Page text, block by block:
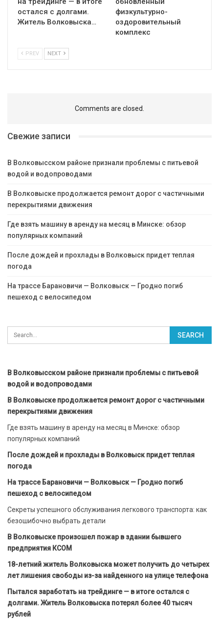
остался с долгами.
Житель Волковыска…
физкультурно-
оздоровительный
комплекс
PREV NEXT
Comments are closed.
Свежие записи
В Волковысском районе признали проблемы с питьевой
водой и водопроводами
В Волковыске продолжается ремонт дорог с частичными
перекрытиями движения
Где взять машину в аренду на месяц в Минске: обзор
популярных компаний
После дождей и прохлады в Волковыск придет теплая
погода
На трассе Барановичи — Волковыск — Гродно погиб
пешеход с велосипедом
В Волковысском районе признали проблемы с питьевой
водой и водопроводами
В Волковыске продолжается ремонт дорог с частичными
перекрытиями движения
Где взять машину в аренду на месяц в Минске: обзор
популярных компаний
После дождей и прохлады в Волковыск придет теплая
погода
На трассе Барановичи — Волковыск — Гродно погиб
пешеход с велосипедом
Секреты успешного обслуживания легкового транспорта: как
безошибочно выбрать детали
В Волковыске произошел пожар в здании бывшего
предприятия КСОМ
18-летний житель Волковыска может получить до четырех
лет лишения свободы из-за найденного на улице телефона
Пытался заработать на трейдинге — в итоге остался с
долгами. Житель Волковыска потерял более 40 тысяч
рублей